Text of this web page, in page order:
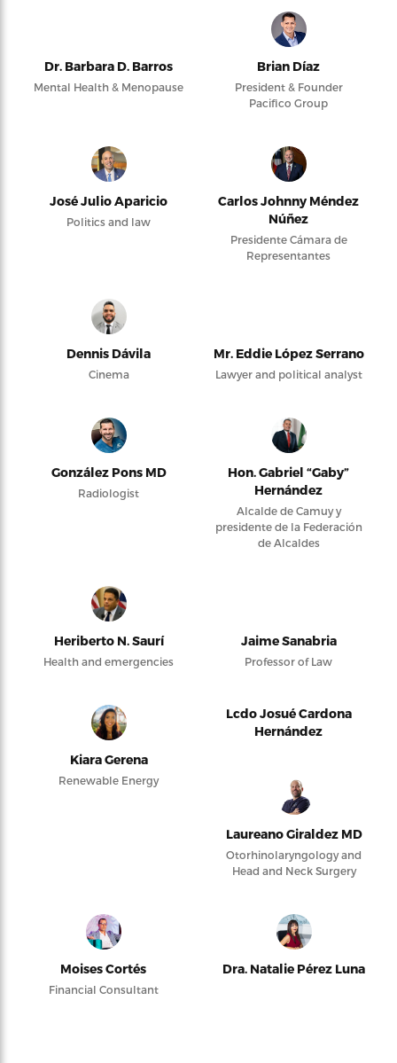
Dr. Barbara D. Barros
Mental Health & Menopause
Brian Díaz
President & Founder
Pacifico Group
José Julio Aparicio
Politics and law
Carlos Johnny Méndez
Núñez
Presidente Cámara de
Representantes
Dennis Dávila
Cinema
Mr. Eddie López Serrano
Lawyer and political analyst
González Pons MD
Radiologist
Hon. Gabriel “Gaby”
Hernández
Alcalde de Camuy y
presidente de la Federación
de Alcaldes
Heriberto N. Saurí
Health and emergencies
Jaime Sanabria
Professor of Law
Kiara Gerena
Renewable Energy
Lcdo Josué Cardona
Hernández
Laureano Giraldez MD
Otorhinolaryngology and
Head and Neck Surgery
Moises Cortés
Financial Consultant
Dra. Natalie Pérez Luna